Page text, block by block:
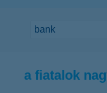
a fiatalok